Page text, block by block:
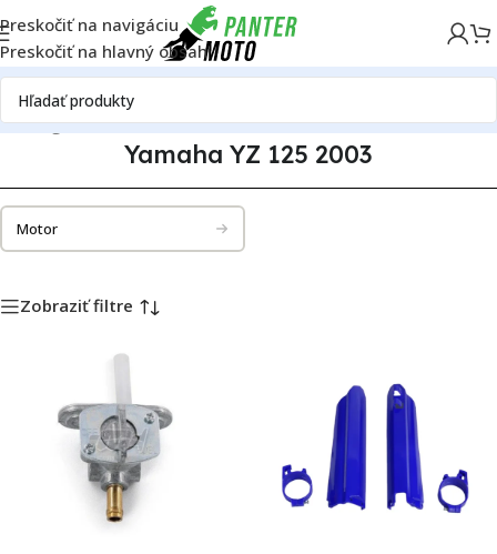
Preskočiť na navigáciu
Preskočiť na hlavný obsah
Katalóg motoriekYamahaYamaha YZ 125Yamaha YZ 125 2003
Yamaha YZ 125 2003
Motor
Zobraziť filtre